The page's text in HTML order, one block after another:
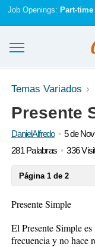
Job Openings: Part-time
Ensayos y trabajos
Registrarse
Iniciar sesión
Temas Variados
Presente
DanielAlfredo
5 de
281 Palabras
336
Página 1 de 2
Presente Simple
El Presente Simple
frecuencia y no hace